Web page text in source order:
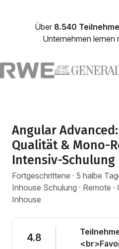
Über 8.540
Unternehmen lernen
Angular
Qualität & Mono-
Intensiv-Schulung
Fortgeschrittene · 5 halbe
Inhouse Schulung · Remote
Inhouse
4.8